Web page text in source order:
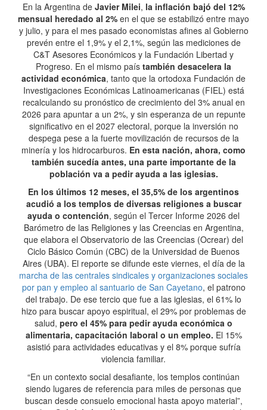
En la Argentina de Javier Milei, la inflación bajó del 12%
mensual heredado al 2% en el que se estabilizó entre mayo
y julio, y para el mes pasado economistas afines al Gobierno
prevén entre el 1,9% y el 2,1%, según las mediciones de
C&T Asesores Económicos y la Fundación Libertad y
Progreso. En el mismo país también desacelera la
actividad económica, tanto que la ortodoxa Fundación de
Investigaciones Económicas Latinoamericanas (FIEL) está
recalculando su pronóstico de crecimiento del 3% anual en
2026 para apuntar a un 2%, y sin esperanza de un repunte
significativo en el 2027 electoral, porque la inversión no
despega pese a la fuerte movilización de recursos de la
minería y los hidrocarburos. En esta nación, ahora, como
también sucedía antes, una parte importante de la
población va a pedir ayuda a las iglesias.
En los últimos 12 meses, el 35,5% de los argentinos
acudió a los templos de diversas religiones a buscar
ayuda o contención, según el Tercer Informe 2026 del
Barómetro de las Religiones y las Creencias en Argentina,
que elabora el Observatorio de las Creencias (Ocrear) del
Ciclo Básico Común (CBC) de la Universidad de Buenos
Aires (UBA). El reporte se difunde este viernes, el día de la
marcha de las centrales sindicales y organizaciones sociales
por pan y empleo al santuario de San Cayetano, el patrono
del trabajo. De ese tercio que fue a las iglesias, el 61% lo
hizo para buscar apoyo espiritual, el 29% por problemas de
salud, pero el 45% para pedir ayuda económica o
alimentaria, capacitación laboral o un empleo. El 15%
asistió para actividades educativas y el 8% porque sufría
violencia familiar.
“En un contexto social desafiante, los templos continúan
siendo lugares de referencia para miles de personas que
buscan desde consuelo emocional hasta apoyo material”,